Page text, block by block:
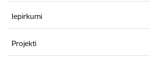
Iepirkumi
Projekti